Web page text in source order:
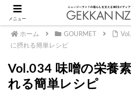
ホーム GOURMET
に摂れる簡単レシピ
Vol.034 味噌の栄養
れる簡単レシピ
メニュー